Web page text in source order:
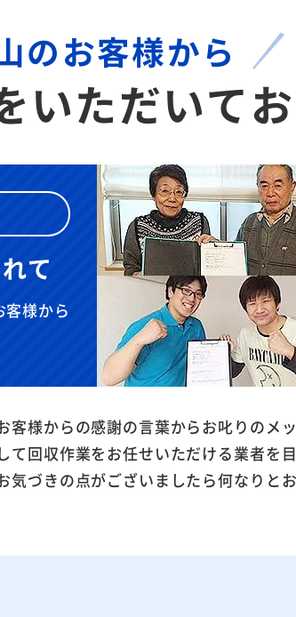
のお客様から
いただいて
て
様から
様からの感謝の言葉からお叱りのメ
回収作業をお任せいただける業者を
づきの点がございましたら何なりと